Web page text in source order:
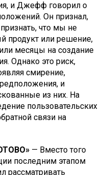
и Джефф говорил о
Он признал,
что мы не
продукт или решение,
месяцы на создание
Однако это риск,
смирение,
и
из них. На
пользовательских
связи на
— Вместо того
последним этапом
рассматривать